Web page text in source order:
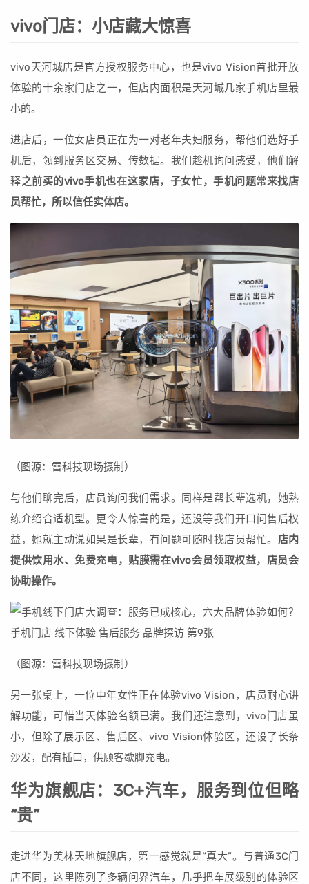
vivo门店：小店藏大惊喜
vivo天河城店是官方授权服务中心，也是vivo Vision首批开放
体验的十余家门店之一，但店内面积是天河城几家手机店里最
小的。
进店后，一位女店员正在为一对老年夫妇服务，帮他们选好手
机后，领到服务区交易、传数据。我们趁机询问感受，他们解
释之前买的vivo手机也在这家店，子女忙，手机问题常来找店
员帮忙，所以信任实体店。
（图源：雷科技现场摄制）
与他们聊完后，店员询问我们需求。同样是帮长辈选机，她熟
练介绍合适机型。更令人惊喜的是，还没等我们开口问售后权
益，她就主动说如果是长辈，有问题可随时找店员帮忙。 店内
提供饮用水、免费充电，贴膜需在vivo会员领取权益，店员会
协助操作。
（图源：雷科技现场摄制）
另一张桌上，一位中年女性正在体验vivo Vision，店员耐心讲
解功能，可惜当天体验名额已满。我们还注意到，vivo门店虽
小，但除了展示区、售后区、vivo Vision体验区，还设了长条
沙发，配有插口，供顾客歇脚充电。
华为旗舰店：3C+汽车，服务到位但略
“贵”
走进华为美林天地旗舰店，第一感觉就是“真大”。与普通3C门
店不同，这里陈列了多辆问界汽车，几乎把车展级别的体验区